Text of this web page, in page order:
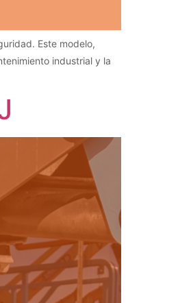
Este modelo,
industrial y la